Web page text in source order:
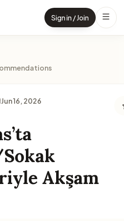
Sign in / Join
Jun 16, 2026
Akşam